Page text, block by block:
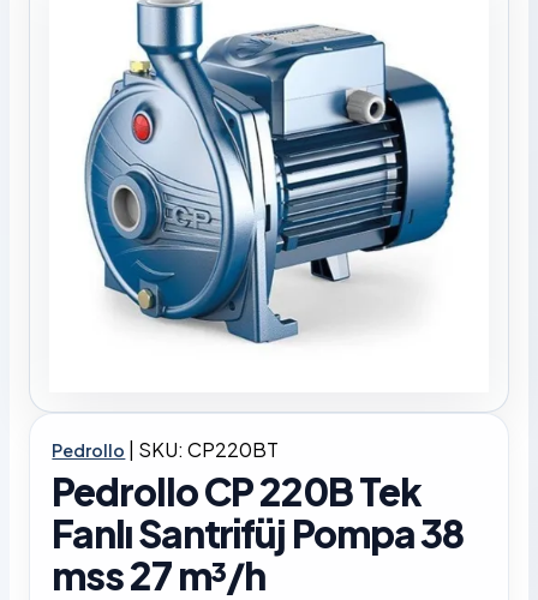
Pedrollo | SKU: CP220BT
Pedrollo CP 220B Tek
Fanlı Santrifüj Pompa 38
mss 27 m³/h